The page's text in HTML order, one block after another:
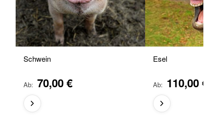
Schwein
Ab 70,00 €
Esel
Ab 110,00 €